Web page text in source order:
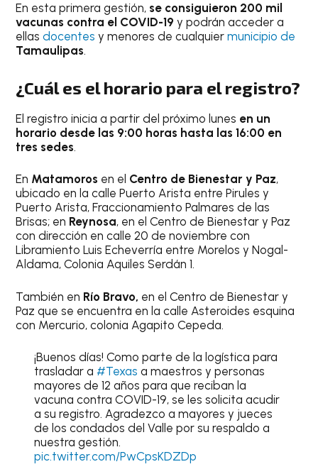
En esta primera gestión, se consiguieron 200 mil
vacunas contra el COVID-19 y podrán acceder a
ellasdocentes y menores de cualquier municipio de
Tamaulipas.
¿Cuál es el horario para el registro?
El registro inicia a partir del próximo lunes en un
horario desde las 9:00 horas hasta las 16:00 en
tres sedes.
En Matamoros en el Centro de Bienestar y Paz,
ubicado en la calle Puerto Arista entre Pirules y
Puerto Arista, Fraccionamiento Palmares de las
Brisas; en Reynosa, en el Centro de Bienestar y Paz
con dirección en calle 20 de noviembre con
Libramiento Luis Echeverría entre Morelos y Nogal-
Aldama, Colonia Aquiles Serdán 1.
También en Río Bravo, en el Centro de Bienestar y
Paz que se encuentra en la calle Asteroides esquina
con Mercurio, colonia Agapito Cepeda.
¡Buenos días! Como parte de la logística para
trasladar a #Texas a maestros y personas
mayores de 12 años para que reciban la
vacuna contra COVID-19, se les solicita acudir
a su registro. Agradezco a mayores y jueces
de los condados del Valle por su respaldo a
nuestra gestión.
pic.twitter.com/PwCpsKDZDp